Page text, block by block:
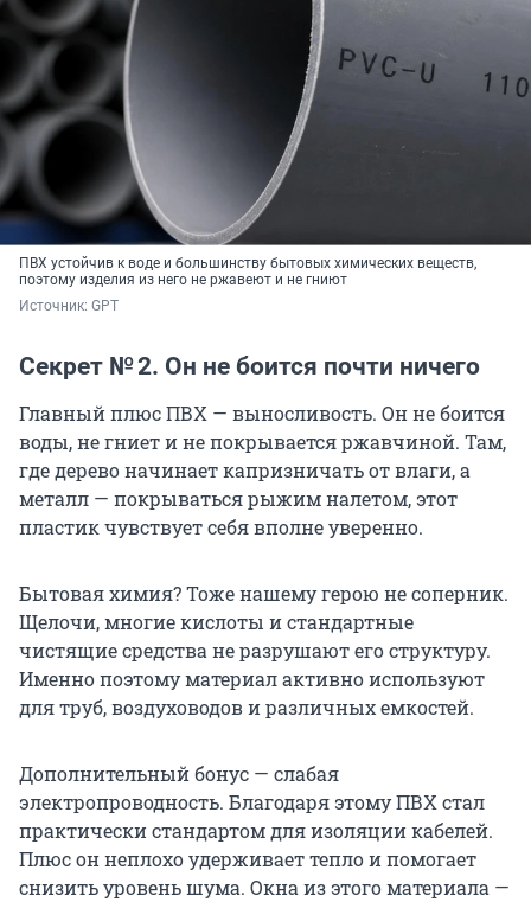
ПВХ устойчив к воде и большинству бытовых химических веществ,
поэтому изделия из него не ржавеют и не гниют
Источник: GPT
Секрет № 2. Он не боится почти ничего
Главный плюс ПВХ — выносливость. Он не боится
воды, не гниет и не покрывается ржавчиной. Там,
где дерево начинает капризничать от влаги, а
металл — покрываться рыжим налетом, этот
пластик чувствует себя вполне уверенно.
Бытовая химия? Тоже нашему герою не соперник.
Щелочи, многие кислоты и стандартные
чистящие средства не разрушают его структуру.
Именно поэтому материал активно используют
для труб, воздуховодов и различных емкостей.
Дополнительный бонус — слабая
электропроводность. Благодаря этому ПВХ стал
практически стандартом для изоляции кабелей.
Плюс он неплохо удерживает тепло и помогает
снизить уровень шума. Окна из этого материала —